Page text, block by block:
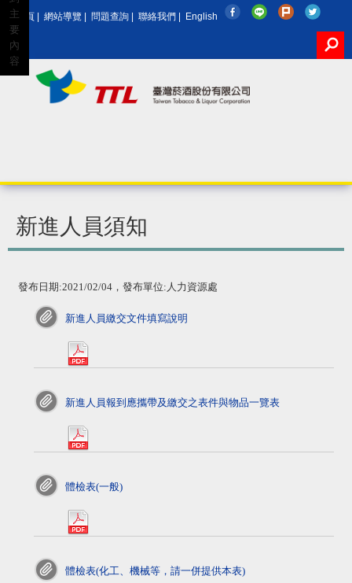
主
要
內
容
回首頁 | 網站導覽 | 問題查詢 | 聯絡我們 | English
新進人員須知
發布日期:2021/02/04，發布單位:人力資源處
新進人員繳交文件填寫說明
pdf>
新進人員報到應攜帶及繳交之表件與物品一覽表
pdf>
體檢表(一般)
pdf>
體檢表(化工、機械等，請一併提供本表)